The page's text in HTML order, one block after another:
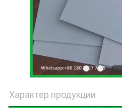
Характер продукции